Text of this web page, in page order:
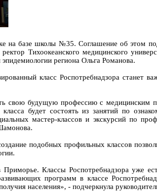
на базе школы №35. Соглашение об этом
Тихоокеанского медицинского
региона Ольга Романова.
класс Роспотребнадзора
свою будущую профессию с
будет состоять из занятий по
мастер-классов и экскурсий по
подобных профильных классов
Классы Роспотребнадзора уже
программ в классе
населения», - подчеркнула